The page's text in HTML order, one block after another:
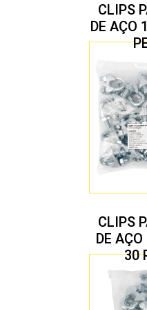
CLIPS
DE AÇO
CLIPS
DE
30